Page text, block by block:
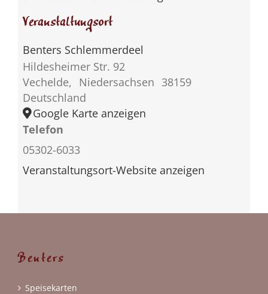
Veranstaltungsort
Benters Schlemmerdeel
Hildesheimer Str. 92
Vechelde, Niedersachsen 38159
Deutschland
Google Karte anzeigen
Telefon
05302-6033
Veranstaltungsort-Website anzeigen
Benters
Speisekarten